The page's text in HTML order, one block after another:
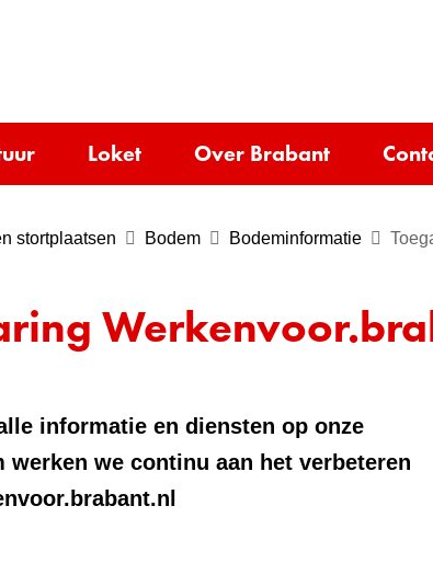
inhoud
Loket Over Brabant
stortplaatsen Bodem Bodeminformatie
informatie en diensten op onze
we continu aan het verbeteren